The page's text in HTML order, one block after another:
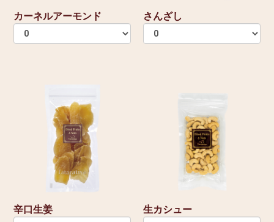
カーネルアーモンド さんざし
辛口生姜 生カシュー